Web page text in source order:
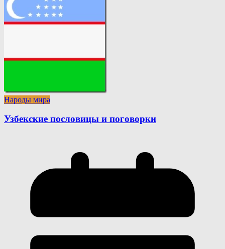
Народы мира
Узбекские пословицы и поговорки